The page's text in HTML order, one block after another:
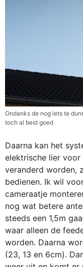
Ondanks de nog iets te
toch al best goed
Daarna kan het
elektrische lier
veranderd worden,
bedienen. Ik wil
cameraatje
nog wat betere
steeds een 1,5m
waar alleen de
worden. Daarna
(23, 13 en 6cm).